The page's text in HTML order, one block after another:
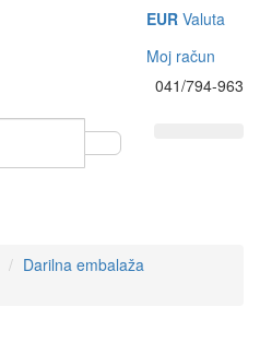
EUR Valuta
Moj račun
041/794-963
Darilna embalaža